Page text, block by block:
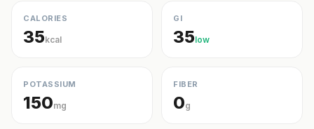
CALORIES
35kcal
GI
35low
POTASSIUM
150mg
FIBER
0g